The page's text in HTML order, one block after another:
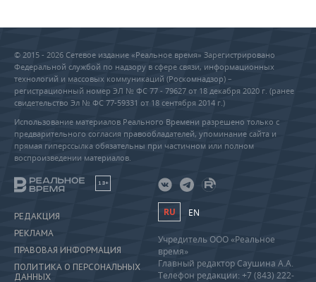
© 2015 - 2026 Сетевое издание «Реальное время» Зарегистрировано
Федеральной службой по надзору в сфере связи, информационных
технологий и массовых коммуникаций (Роскомнадзор) –
регистрационный номер ЭЛ № ФС 77 - 79627 от 18 декабря 2020 г. (ранее
свидетельство Эл № ФС 77-59331 от 18 сентября 2014 г.)
Использование материалов Реального Времени разрешено только с
предварительного согласия правообладателей, упоминание сайта и
прямая гиперссылка обязательны при частичном или полном
воспроизведении материалов.
18+
РЕДАКЦИЯ
РЕКЛАМА
ПРАВОВАЯ ИНФОРМАЦИЯ
ПОЛИТИКА О ПЕРСОНАЛЬНЫХ
ДАННЫХ
RU EN
Учредитель ООО «Реальное
время»
Главный редактор Саушина А.А.
Телефон редакции: +7 (843) 222-